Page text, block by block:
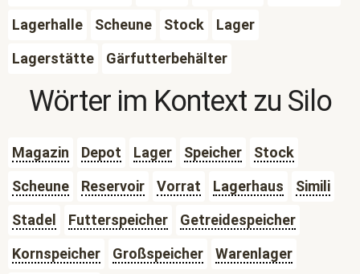
Lagerhalle
Scheune Stock
Lager
Lagerstätte
Gärfutterbehälter
Wörter im Kontext zu Silo
Magazin Depot Lager Speicher
Stock
Scheune
Reservoir Vorrat Lagerhaus
Simili
Stadel
Futterspeicher
Getreidespeicher
Kornspeicher
Großspeicher Warenlager